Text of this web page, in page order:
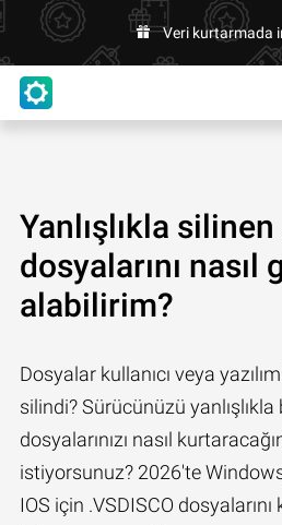
Veri kurtarmada
Yanlışlıkla silinen
dosyalarını nasıl
alabilirim?
Dosyalar kullanıcı veya
silindi? Sürücünüzü
dosyalarınızı nasıl
istiyorsunuz? 2026'te
IOS için .VSDISCO